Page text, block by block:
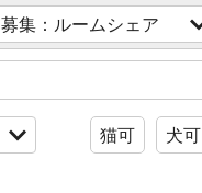
募集：ルームシェア
猫可 犬可